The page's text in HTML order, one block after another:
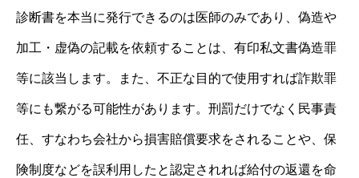
診断書を本当に発行できるのは医師のみであり、偽造や
加工・虚偽の記載を依頼することは、有印私文書偽造罪
等に該当します。また、不正な目的で使用すれば詐欺罪
等にも繋がる可能性があります。刑罰だけでなく民事責
任、すなわち会社から損害賠償要求をされることや、保
険制度などを誤利用したと認定されれば給付の返還を命